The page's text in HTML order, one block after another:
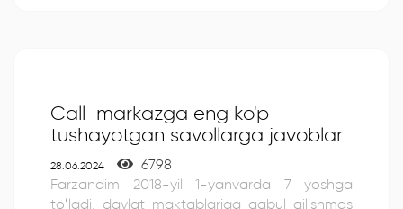
Call-markazga eng ko'p
tushayotgan savollarga javoblar
28.06.2024
6798
Farzandim 2018-yil 1-yanvarda 7 yoshga
to‘ladi, davlat maktablariga qabul qilishmas